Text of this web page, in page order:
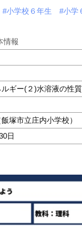
#小学校６年生 #小学
情報
ギー(２)水溶液の性
塚市立庄内小学校）
日